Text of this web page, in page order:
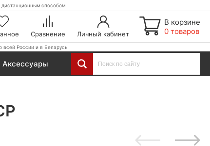
способом.
Сравнение Личный кабинет
В корзине
0 товаров
всей России и в Беларусь
Аксессуары